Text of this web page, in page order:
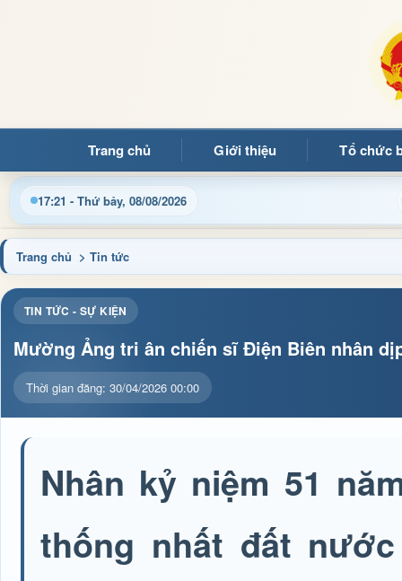
Trang chủ Giới thiệu Tổ chức
17:21 - Thứ bảy, 08/08/2026
Chào mừng quý bạn đọc đến với Trang thông
Trang chủ > Tin tức
TIN TỨC - SỰ KIỆN
Mường Ảng tri ân chiến sĩ Điện Biên nhân
Thời gian đăng: 30/04/2026 00:00
Nhân kỷ niệm 51
thống nhất đất nước